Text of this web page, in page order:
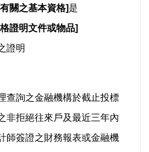
關之基本資格]是
證明文件或物品]
證明
查詢之金融機構於截止投標
非拒絕往來戶及最近三年內
師簽證之財務報表或金融機